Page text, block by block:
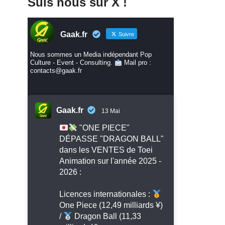
Gaak.fr Suivre
Nous sommes un Media indépendant Pop
Culture - Event - Consulting.
Mail pro :
contacts@gaak.fr
Gaak.fr 13 Mai
"ONE PIECE"
DÉPASSE "DRAGON BALL"
dans les VENTES de Toei
Animation sur l'année 2025 -
2026 :
Licences internationales :
One Piece (12,49 milliards ¥)
/
Dragon Ball (11,33